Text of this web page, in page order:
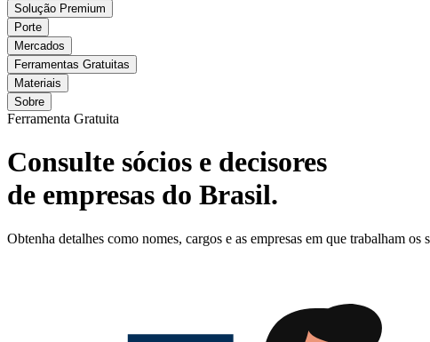
Solução Premium
Porte
Mercados
Ferramentas Gratuitas
Materiais
Sobre
Ferramenta Gratuita
Consulte sócios e decisores
de empresas do Brasil.
Obtenha detalhes como nomes, cargos e as empresas em que trabalham